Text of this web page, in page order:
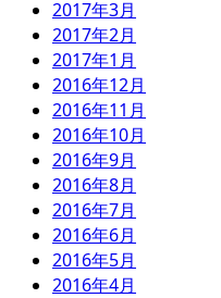
2017年3月
2017年2月
2017年1月
2016年12月
2016年11月
2016年10月
2016年9月
2016年8月
2016年7月
2016年6月
2016年5月
2016年4月